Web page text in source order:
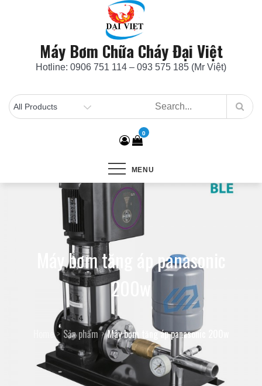
Máy Bơm Chữa Cháy Đại Việt
Hotline: 0906 751 114 – 093 575 185 (Mr Việt)
0
MENU
Máy bơm tăng áp panasonic
200w
Sản phẩm Máy bơm tăng áp panasonic 200w